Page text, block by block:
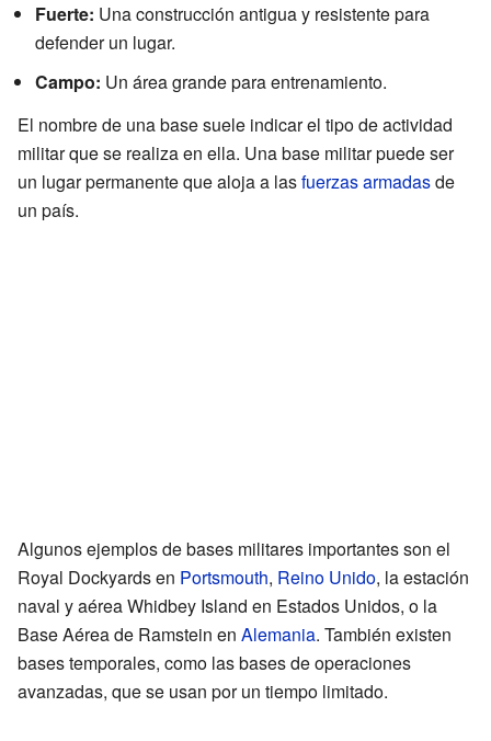
Fuerte: Una construcción antigua y resistente para
defender un lugar.
Campo: Un área grande para entrenamiento.
El nombre de una base suele indicar el tipo de actividad
militar que se realiza en ella. Una base militar puede ser
un lugar permanente que aloja a lasfuerzas armadasde
un país.
Algunos ejemplos de bases militares importantes son el
Royal Dockyards en Portsmouth, Reino Unido, la estación
naval y aérea Whidbey Island en Estados Unidos, o la
Base Aérea de Ramstein en Alemania. También existen
bases temporales, como las bases de operaciones
avanzadas, que se usan por un tiempo limitado.